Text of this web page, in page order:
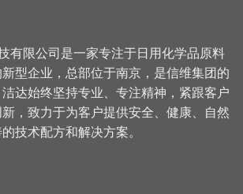
有限公司是一家专注于日用化学品原料
型企业，总部位于南京，是信维集团的
达始终坚持专业、专注精神，紧跟客户
，致力于为客户提供安全、健康、自然
技术配方和解决方案。